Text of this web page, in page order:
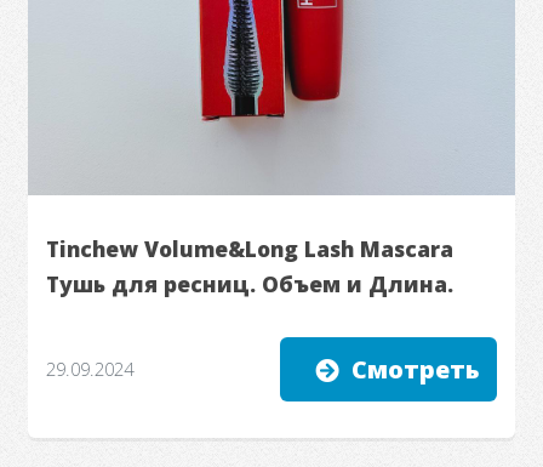
Tinchew Volume&Long Lash Mascara
Тушь для ресниц. Объем и Длина.
29.09.2024 Смотреть